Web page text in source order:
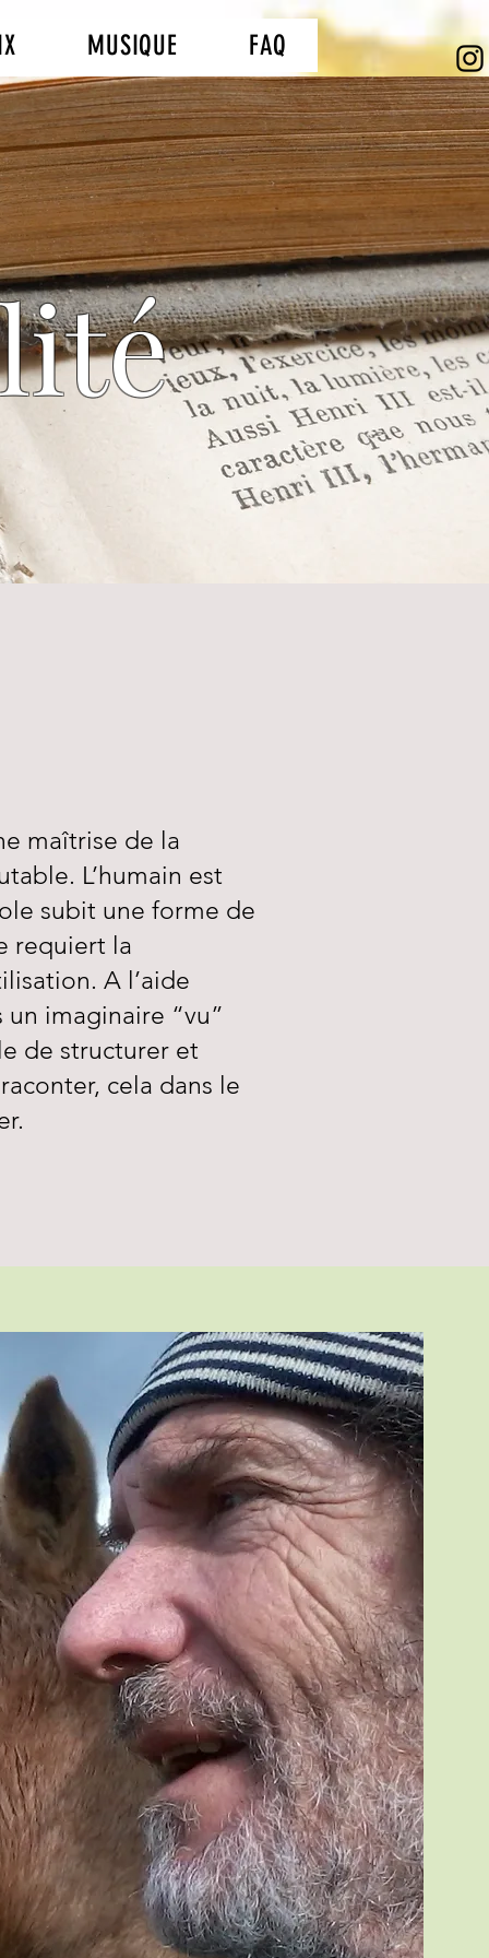
MUSIQUE FAQ
maîtrise de la
L’humain est
subit une forme de
requiert la
A l’aide
imaginaire “vu”
de structurer et
cela dans le